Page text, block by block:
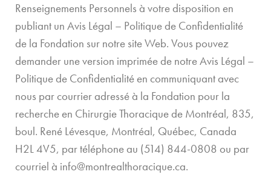
Renseignements Personnels à votre disposition en
publiant un Avis Légal – Politique de Confidentialité
de la Fondation sur notre site Web. Vous pouvez
demander une version imprimée de notre Avis Légal –
Politique de Confidentialité en communiquant avec
nous par courrier adressé à la Fondation pour la
recherche en Chirurgie Thoracique de Montréal, 835,
boul. René Lévesque, Montréal, Québec, Canada
H2L 4V5, par téléphone au (514) 844-0808 ou par
courriel à info@montrealthoracique.ca.